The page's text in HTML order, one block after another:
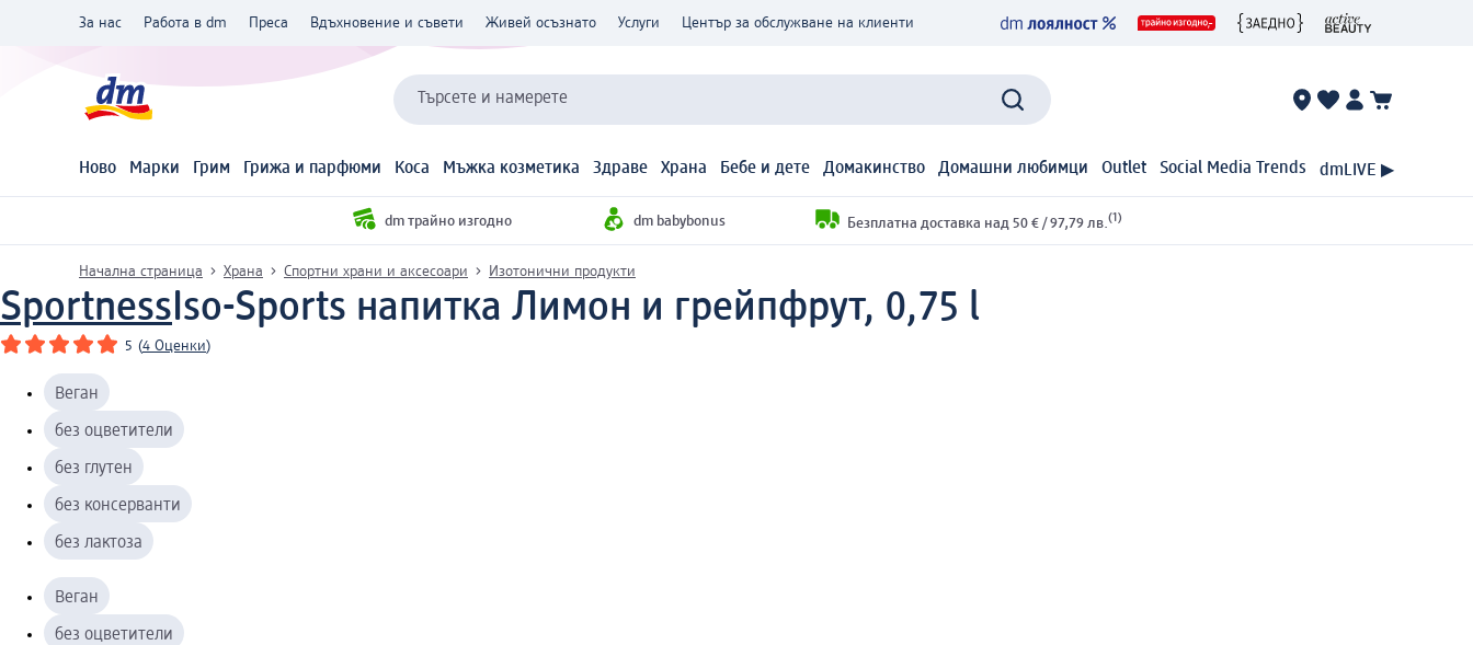
За нас Работа в dm Преса Вдъхновение и съвети Живей осъзнато Услуги Център за обслужване на клиенти
Търсете и намерете
Ново Марки Грим Грижа и парфюми Коса Мъжка козметика Здраве Храна Бебе и дете Домакинство Домашни любимци Outlet Social Media Trends dmLIVE ▶
dm трайно изгодно dm babybonus Безплатна доставка над 50 € / 97,79 лв. (1)
Начална страница Храна Спортни храни и аксесоари Изотонични продукти
SportnessIso-Sports напитка Лимон и грейпфрут, 0,75 l
5 (4 Оценки)
Веган
без оцветители
без глутен
без консерванти
без лактоза
Веган
без оцветители